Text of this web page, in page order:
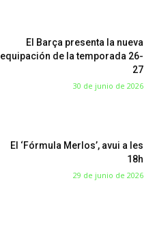
El Barça presenta la nueva
equipación de la temporada 26-
27
30 de junio de 2026
El ‘Fórmula Merlos’, avui a les
18h
29 de junio de 2026